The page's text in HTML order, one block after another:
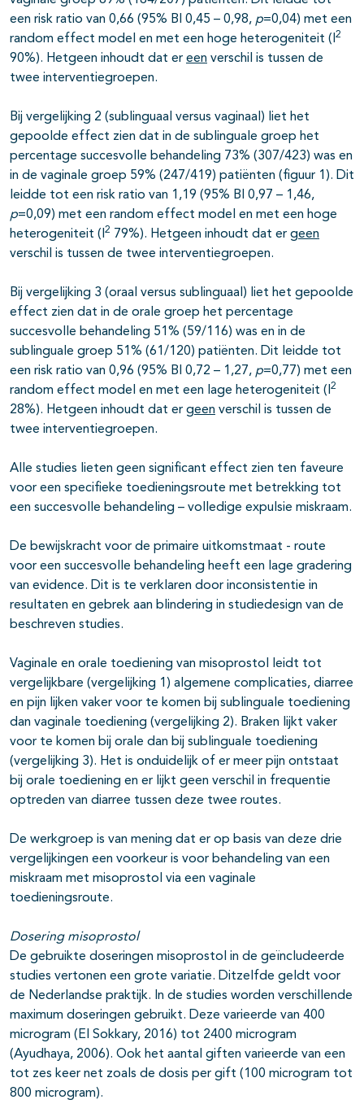
een risk ratio van 0,66 (95% BI 0,45 – 0,98, p=0,04) met een
random effect model en met een hoge heterogeniteit (I 2
90%). Hetgeen inhoudt dat er een verschil is tussen de
twee interventiegroepen.
Bij vergelijking 2 (sublinguaal versus vaginaal) liet het
gepoolde effect zien dat in de sublinguale groep het
percentage succesvolle behandeling 73% (307/423) was en
in de vaginale groep 59% (247/419) patiënten (figuur 1). Dit
leidde tot een risk ratio van 1,19 (95% BI 0,97 – 1,46,
p=0,09) met een random effect model en met een hoge
heterogeniteit (I 2 79%). Hetgeen inhoudt dat er geen
verschil is tussen de twee interventiegroepen.
Bij vergelijking 3 (oraal versus sublinguaal) liet het gepoolde
effect zien dat in de orale groep het percentage
succesvolle behandeling 51% (59/116) was en in de
sublinguale groep 51% (61/120) patiënten. Dit leidde tot
een risk ratio van 0,96 (95% BI 0,72 – 1,27, p=0,77) met een
random effect model en met een lage heterogeniteit (I 2
28%). Hetgeen inhoudt dat er geen verschil is tussen de
twee interventiegroepen.
Alle studies lieten geen significant effect zien ten faveure
voor een specifieke toedieningsroute met betrekking tot
een succesvolle behandeling – volledige expulsie miskraam.
De bewijskracht voor de primaire uitkomstmaat - route
voor een succesvolle behandeling heeft een lage gradering
van evidence. Dit is te verklaren door inconsistentie in
resultaten en gebrek aan blindering in studiedesign van de
beschreven studies.
Vaginale en orale toediening van misoprostol leidt tot
vergelijkbare (vergelijking 1) algemene complicaties, diarree
en pijn lijken vaker voor te komen bij sublinguale toediening
dan vaginale toediening (vergelijking 2). Braken lijkt vaker
voor te komen bij orale dan bij sublinguale toediening
(vergelijking 3). Het is onduidelijk of er meer pijn ontstaat
bij orale toediening en er lijkt geen verschil in frequentie
optreden van diarree tussen deze twee routes.
De werkgroep is van mening dat er op basis van deze drie
vergelijkingen een voorkeur is voor behandeling van een
miskraam met misoprostol via een vaginale
toedieningsroute.
Dosering misoprostol
De gebruikte doseringen misoprostol in de geïncludeerde
studies vertonen een grote variatie. Ditzelfde geldt voor
de Nederlandse praktijk. In de studies worden verschillende
maximum doseringen gebruikt. Deze varieerde van 400
microgram (El Sokkary, 2016) tot 2400 microgram
(Ayudhaya, 2006). Ook het aantal giften varieerde van een
tot zes keer net zoals de dosis per gift (100 microgram tot
800 microgram).